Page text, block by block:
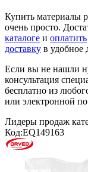
Купить материалы
очень просто.
каталоге и оплатить
доставку в удобное
Если вы не нашли
консультация
бесплатно из
или электронной
Лидеры продаж
Код:EQ149163